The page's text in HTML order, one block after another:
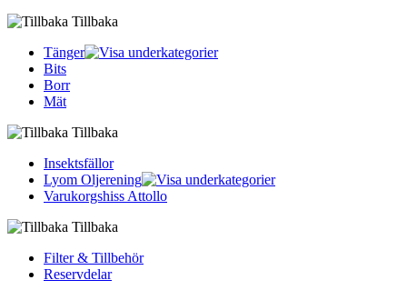
Tillbaka
Tänger
Bits
Borr
Mät
Tillbaka
Insektsfällor
Lyom Oljerening
Varukorgshiss Attollo
Tillbaka
Filter & Tillbehör
Reservdelar